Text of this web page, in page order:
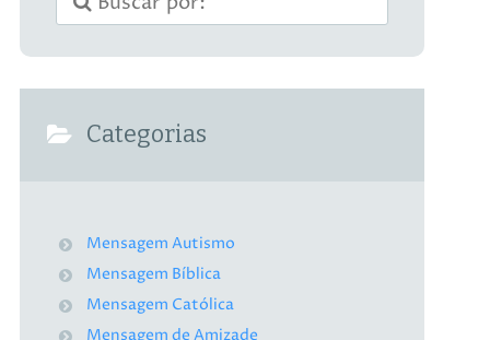
Categorias
Mensagem Autismo
Mensagem Bíblica
Mensagem Católica